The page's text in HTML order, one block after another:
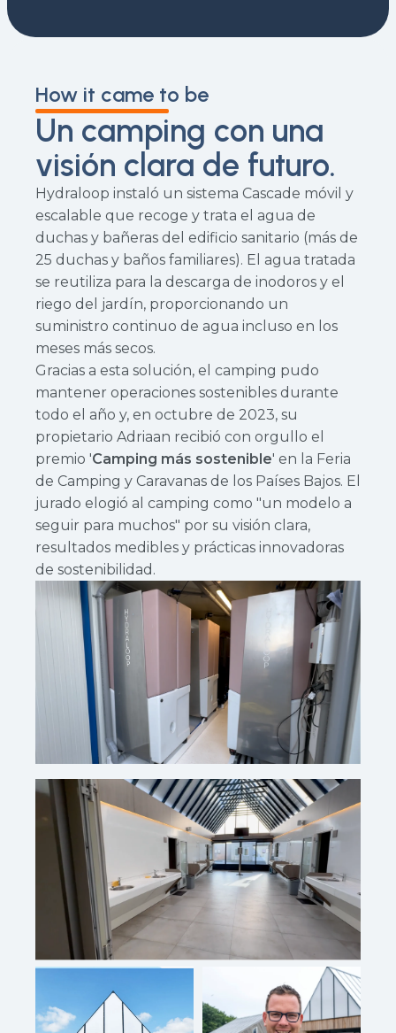
How it came to be
Un camping con una
visión clara de futuro.
Hydraloop instaló un sistema Cascade móvil y
escalable que recoge y trata el agua de
duchas y bañeras del edificio sanitario (más de
25 duchas y baños familiares). El agua tratada
se reutiliza para la descarga de inodoros y el
riego del jardín, proporcionando un
suministro continuo de agua incluso en los
meses más secos.
Gracias a esta solución, el camping pudo
mantener operaciones sostenibles durante
todo el año y, en octubre de 2023, su
propietario Adriaan recibió con orgullo el
premio 'Camping más sostenible' en la Feria
de Camping y Caravanas de los Países Bajos. El
jurado elogió al camping como "un modelo a
seguir para muchos" por su visión clara,
resultados medibles y prácticas innovadoras
de sostenibilidad.